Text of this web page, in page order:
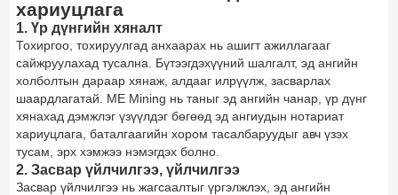
хариуцлага
1. Үр дүнгийн хяналт
Тохиргоо, тохируулгад анхаарах нь ашигт ажиллагааг
сайжруулахад тусална. Бүтээгдэхүүний шалгалт, эд ангийн
холболтын дараар хянаж, алдааг илрүүлж, засварлах
шаардлагатай. ME Mining нь таныг эд ангийн чанар, үр дүнг
хянахад дэмжлэг үзүүлдэг бөгөөд эд ангиудын нотариат
хариуцлага, баталгаагийн хором тасалбаруудыг авч үзэх
тусам, эрх хэмжээ нэмэгдэх болно.
2. Засвар үйлчилгээ, үйлчилгээ
Засвар үйлчилгээ нь жагсаалтыг үргэлжлэх, эд ангийн